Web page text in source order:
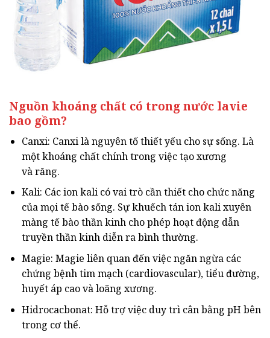
Nguồn khoáng chất có trong nước lavie
bao gồm?
Canxi: Canxi là nguyên tố thiết yếu cho sự sống. Là
một khoáng chất chính trong việc tạo xương
và răng.
Kali: Các ion kali có vai trò cần thiết cho chức năng
của mọi tế bào sống. Sự khuếch tán ion kali xuyên
màng tế bào thần kinh cho phép hoạt động dẫn
truyền thần kinh diễn ra bình thường.
Magie: Magie liên quan đến việc ngăn ngừa các
chứng bệnh tim mạch (cardiovascular), tiểu đường,
huyết áp cao và loãng xương.
Hidrocacbonat: Hỗ trợ việc duy trì cân bằng pH bên
trong cơ thể.